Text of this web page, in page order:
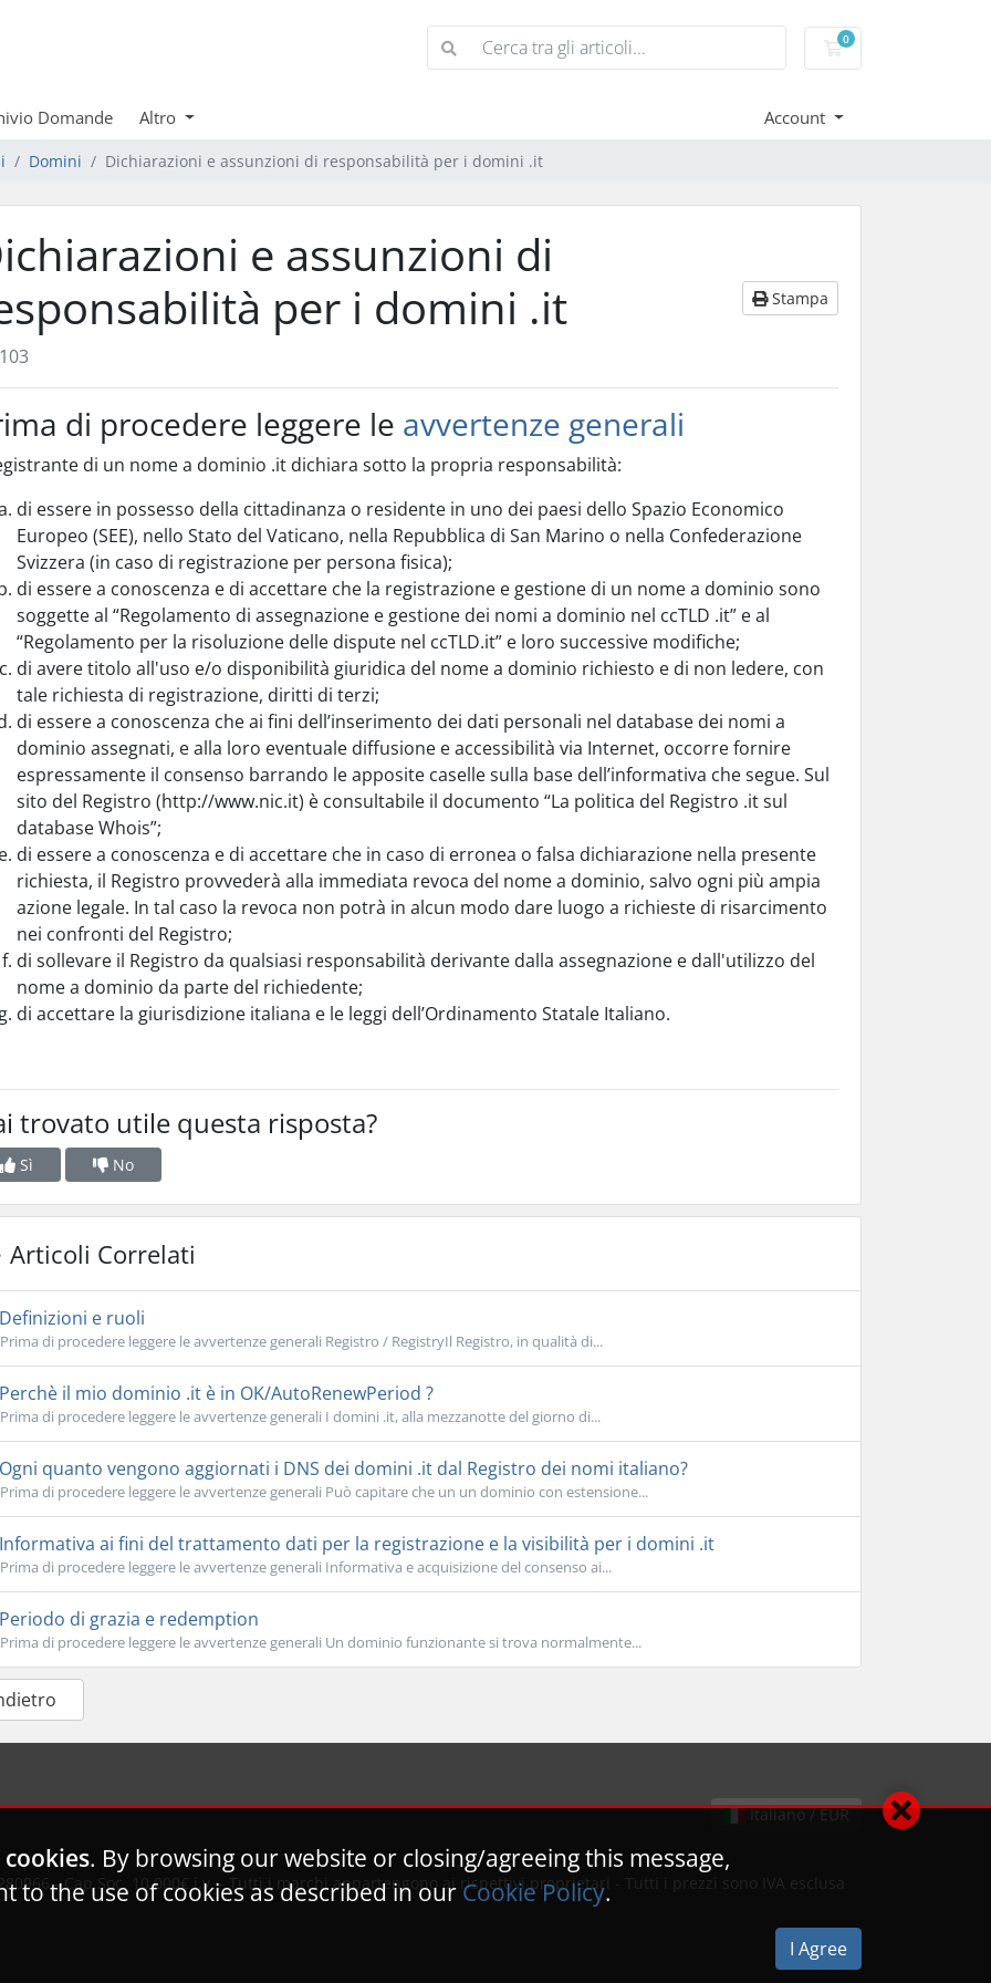
0
Carrello
Domande Altro Account
Domini Dichiarazioni e assunzioni di responsabilità per i domini .it
e assunzioni di
per i domini .it
Stampa
103
di procedere leggere le avvertenze generali
di un nome a dominio .it dichiara sotto la propria responsabilità:
di essere in possesso della cittadinanza o residente in uno dei paesi dello Spazio Economico
Europeo (SEE), nello Stato del Vaticano, nella Repubblica di San Marino o nella Confederazione
Svizzera (in caso di registrazione per persona fisica);
di essere a conoscenza e di accettare che la registrazione e gestione di un nome a dominio sono
soggette al “Regolamento di assegnazione e gestione dei nomi a dominio nel ccTLD .it” e al
“Regolamento per la risoluzione delle dispute nel ccTLD.it” e loro successive modifiche;
di avere titolo all'uso e/o disponibilità giuridica del nome a dominio richiesto e di non ledere, con
tale richiesta di registrazione, diritti di terzi;
di essere a conoscenza che ai fini dell’inserimento dei dati personali nel database dei nomi a
dominio assegnati, e alla loro eventuale diffusione e accessibilità via Internet, occorre fornire
espressamente il consenso barrando le apposite caselle sulla base dell’informativa che segue. Sul
sito del Registro (http://www.nic.it) è consultabile il documento “La politica del Registro .it sul
database Whois”;
di essere a conoscenza e di accettare che in caso di erronea o falsa dichiarazione nella presente
richiesta, il Registro provvederà alla immediata revoca del nome a dominio, salvo ogni più ampia
azione legale. In tal caso la revoca non potrà in alcun modo dare luogo a richieste di risarcimento
nei confronti del Registro;
di sollevare il Registro da qualsiasi responsabilità derivante dalla assegnazione e dall'utilizzo del
nome a dominio da parte del richiedente;
di accettare la giurisdizione italiana e le leggi dell’Ordinamento Statale Italiano.
trovato utile questa risposta?
Sì No
Articoli Correlati
e ruoli
Prima di procedere leggere le avvertenze generali Registro / RegistryIl Registro, in qualità di...
il mio dominio .it è in OK/AutoRenewPeriod ?
Prima di procedere leggere le avvertenze generali I domini .it, alla mezzanotte del giorno di...
quanto vengono aggiornati i DNS dei domini .it dal Registro dei nomi italiano?
Prima di procedere leggere le avvertenze generali Può capitare che un un dominio con estensione...
ai fini del trattamento dati per la registrazione e la visibilità per i domini .it
Prima di procedere leggere le avvertenze generali Informativa e acquisizione del consenso ai...
di grazia e redemption
Prima di procedere leggere le avvertenze generali Un dominio funzionante si trova normalmente...
Italiano / EUR
- Cap.Soc. 10.000€ i.v. - Tutti i marchi appartengono ai rispettivi proprietari - Tutti i prezzi sono IVA esclusa
. By browsing our website or closing/agreeing this message,
to the use of cookies as described in our Cookie Policy.
I Agree